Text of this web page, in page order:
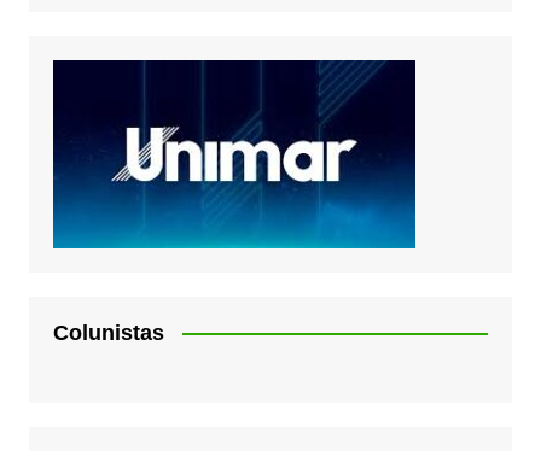
Colunistas